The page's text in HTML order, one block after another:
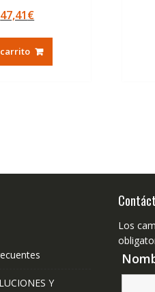
5
El
original
era:
47,41€El
actual
es:
Y
Los